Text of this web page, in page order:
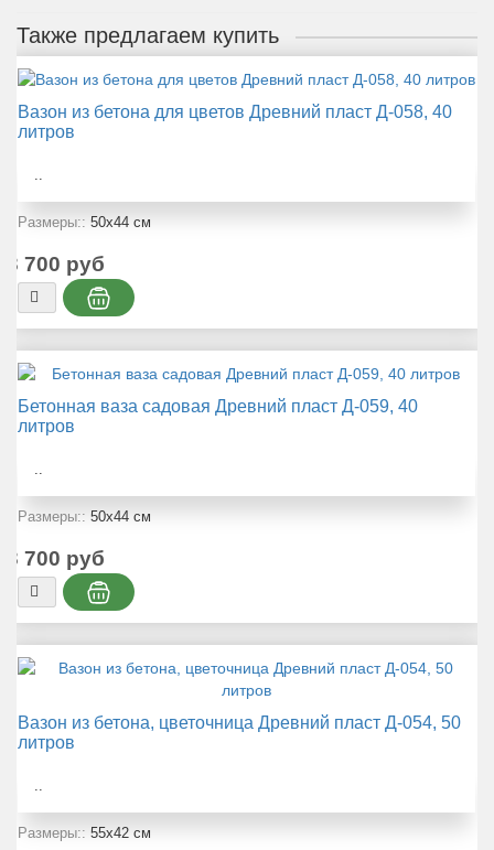
Также предлагаем купить
Вазон из бетона для цветов Древний пласт Д-058, 40
литров
..
Размеры:: 50x44 см
3 700 руб
Бетонная ваза садовая Древний пласт Д-059, 40
литров
..
Размеры:: 50x44 см
3 700 руб
Вазон из бетона, цветочница Древний пласт Д-054, 50
литров
..
Размеры:: 55x42 см